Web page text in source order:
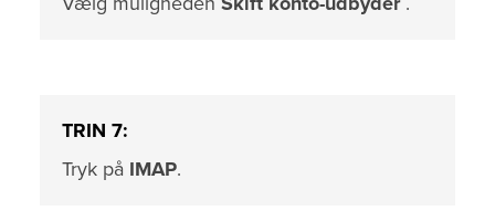
TRIN 7:
Tryk på IMAP.